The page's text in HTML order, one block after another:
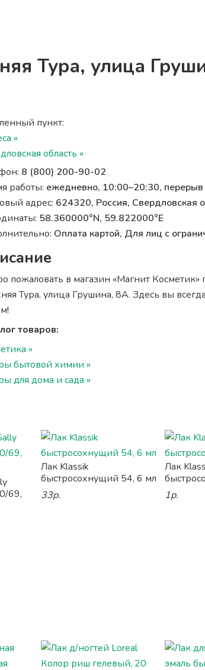
Тура, улица
пункт:
»
область »
8 (800) 200-90-02
работы: ежедневно, 10:00–20:30,
адрес: 624320, Россия, Свердловская
58.360000°N, 59.822000°E
Оплата картой, Для лиц с
пожаловать в магазин «Магнит Косметик»
Тура, улица Грушина, 8А. Здесь вы
товаров:
»
бытовой химии »
для дома и сада »
69,
Лак Klassik
быстросохнущий 54, 6 мл
33р.
Лак
1р.